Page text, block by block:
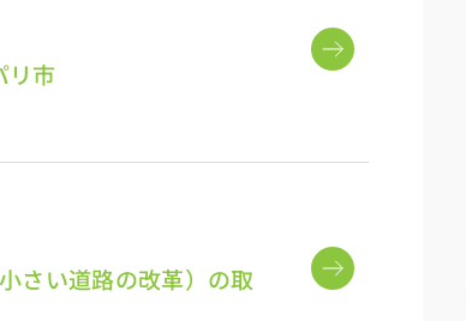
リ市
さい道路の改革）の取